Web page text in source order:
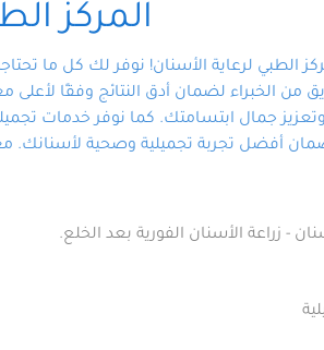
المركز
الطبي لرعاية الأسنان! نوفر لك كل ما
من الخبراء لضمان أدق النتائج وفقًا لأعلى
جمال ابتسامتك. كما نوفر خدمات
أفضل تجربة تجميلية وصحية لأسنانك.
- زراعة الأسنان الفورية بعد الخلع.